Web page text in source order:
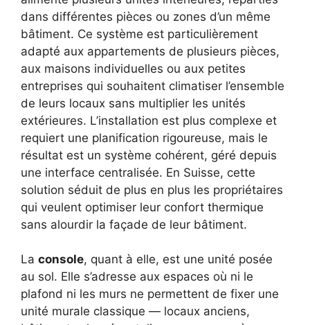
dans différentes pièces ou zones d’un même
bâtiment. Ce système est particulièrement
adapté aux appartements de plusieurs pièces,
aux maisons individuelles ou aux petites
entreprises qui souhaitent climatiser l’ensemble
de leurs locaux sans multiplier les unités
extérieures. L’installation est plus complexe et
requiert une planification rigoureuse, mais le
résultat est un système cohérent, géré depuis
une interface centralisée. En Suisse, cette
solution séduit de plus en plus les propriétaires
qui veulent optimiser leur confort thermique
sans alourdir la façade de leur bâtiment.
La console, quant à elle, est une unité posée
au sol. Elle s’adresse aux espaces où ni le
plafond ni les murs ne permettent de fixer une
unité murale classique — locaux anciens,